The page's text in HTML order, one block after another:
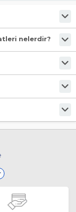
"Denize Sıfır, Wifi,
nelerdir?